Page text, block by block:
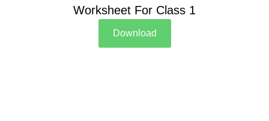
Worksheet For Class 1
Download